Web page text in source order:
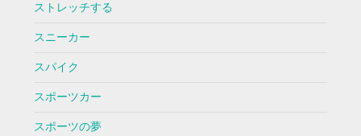
ストレッチする
スニーカー
スパイク
スポーツカー
スポーツの夢